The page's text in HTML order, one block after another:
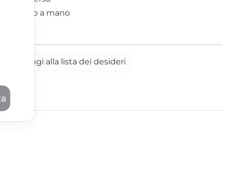
a mano
Aggiungi alla lista dei desideri